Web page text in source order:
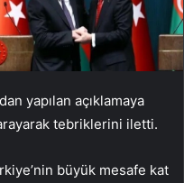
yapılan açıklamaya
tebriklerini iletti.
büyük mesafe kat